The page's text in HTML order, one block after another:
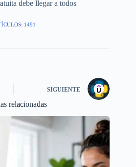
debe llegar a todos
1491
SIGUIENTE
relacionadas